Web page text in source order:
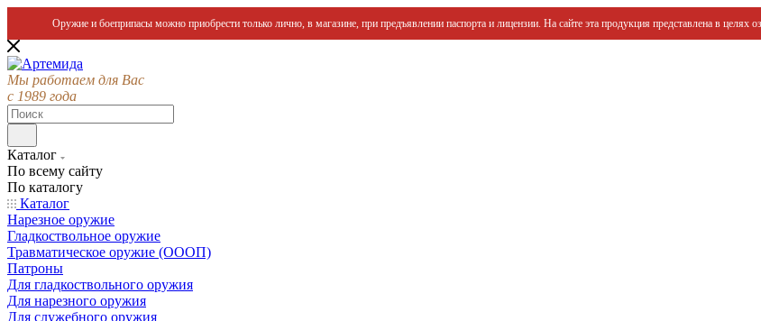
Оружие и боеприпасы можно приобрести только лично, в магазине, при предъявлении паспорта и лицензии. На сайте эта продукция представлена в целях
Мы работаем для Вас
с 1989 года
Каталог
По всему сайту
По каталогу
Каталог
Нарезное оружие
Гладкоствольное оружие
Травматическое оружие (ОООП)
Патроны
Для гладкоствольного оружия
Для нарезного оружия
Для служебного оружия